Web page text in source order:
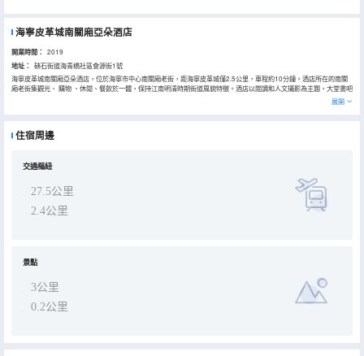
海寧皮革城南關廂亞朵酒店
開業時間： 2019
地址：
硤石街道海青橋社區會源街1號
海寧皮革城南關廂亞朵酒店，位於海寧市中心南關廂老街，距海寧皮革城僅2.5公里，車程約10分鐘。酒店所在的南關
廂老街集觀光、 購物 、休閒、餐飲於一體，保持江南明清時期街道風貌特徵。酒店以閲讀和人文攝影為主題，大堂書吧
（竹居）提供超千冊書籍供賓客借閲，並將酒店所在周邊風景名勝完美融入於客房當中。酒店所有床品均採用國際品牌
普蘭特定製床墊、記憶枕，裸棉系列，體研究所繫列洗護沐三件套，泉林本色捲紙，致力為賓客營造一個舒適、簡約、
展開
住宿周邊
交通樞紐
27.5公里
2.4公里
景點
3公里
0.2公里